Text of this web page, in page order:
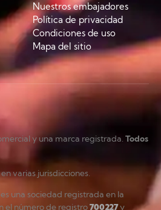
Nuestros embajadores
Política de privacidad
Condiciones de uso
Mapa del sitio
y una marca registrada. Todos
varias jurisdicciones.
es una sociedad registrada en la
el número de registro700227y